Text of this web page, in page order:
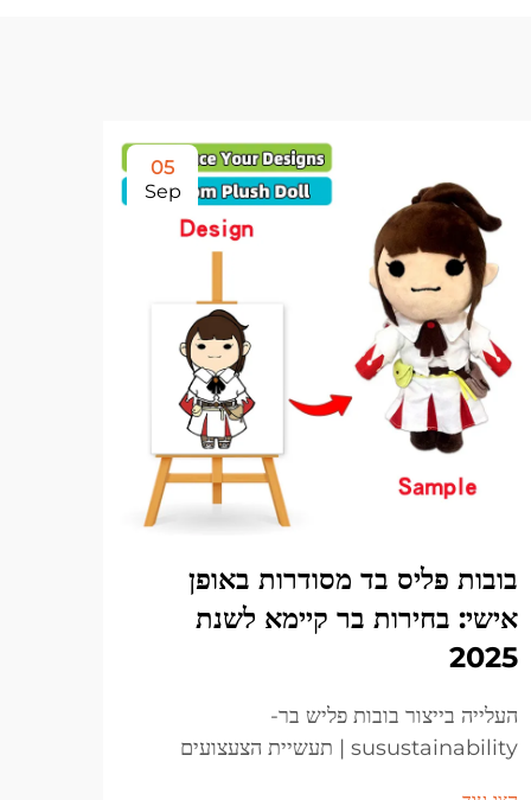
05
Sep
בובות פליס בד מסודרות באופן
אישי: בחירות בר קיימא לשנת
2025
העלייה בייצור בובות פליש בר-
susustainability | תעשיית הצעצועים